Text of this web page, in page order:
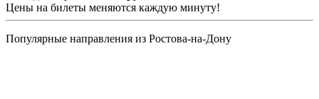
Цены на билеты меняются каждую минуту!
Популярные направления из Ростова-на-Дону